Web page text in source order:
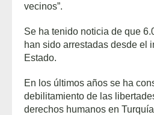
vecinos”.
Se ha tenido noticia de que
han sido arrestadas desde el
Estado.
En los últimos años se ha
debilitamiento de las
derechos humanos en